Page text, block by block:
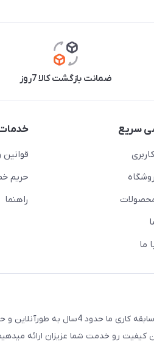
ضمانت بازگشت کالا 7روز
سریع
ما
حریم
راهنما
لایت اسپرت فروشگاه اینترنتی چراغ و خطر اسپرت برای
کیفیت رو خدمت شما عزیزان ارائه